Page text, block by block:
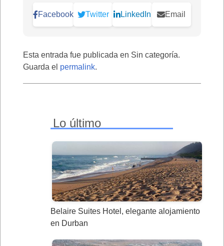
Facebook Twitter LinkedIn Email
Esta entrada fue publicada en Sin categoría.
Guarda el permalink.
Lo último
Belaire Suites Hotel, elegante alojamiento
en Durban